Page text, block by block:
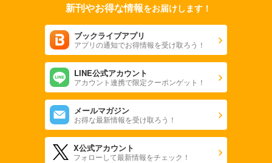
新刊やお得な情報をお届けします！
ブックライブアプリ
アプリの通知でお得情報を受け取ろう！
LINE公式アカウント
アカウント連携で限定クーポンゲット！
メールマガジン
お得な最新情報を受け取ろう！
X公式アカウント
フォローして最新情報をチェック！